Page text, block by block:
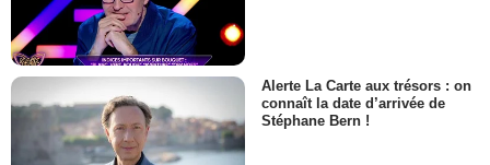
Alerte La Carte aux trésors : on
connaît la date d’arrivée de
Stéphane Bern !